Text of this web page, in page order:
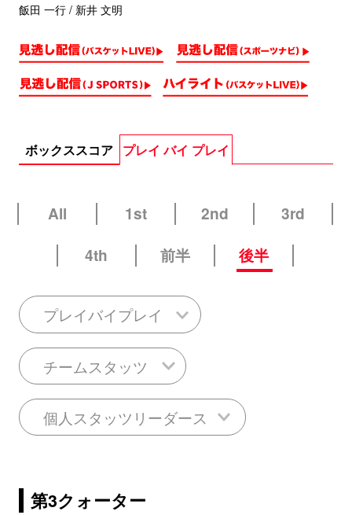
飯田 一行 / 新井 文明
ボックススコア プレイ バイ プレイ
All 1st 2nd
3rd
4th
前半 後半
プレイバイプレイ
チームスタッツ
個人スタッツリーダース
第3クォーター